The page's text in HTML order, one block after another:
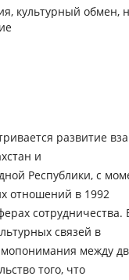
культурный обмен,
развитие
и
Республики, с
отношений в 1992
связей в
между
того, что